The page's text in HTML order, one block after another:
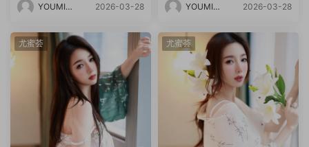
YOUMI尤
2026-03-28
YOUMI尤
2026-03-28
尤蜜荟 尤蜜荟